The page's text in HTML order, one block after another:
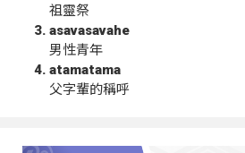
祖靈祭
asavasavahe
男性青年
atamatama
父字輩的稱呼